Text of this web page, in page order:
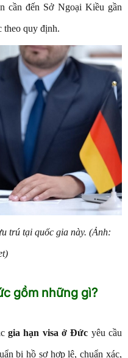
cần đến Sở Ngoại Kiều gần
theo quy định.
trú tại quốc gia này. (Ảnh:
gồm những gì?
gia hạn visa ở Đức yêu cầu
bị hồ sơ hợp lệ, chuẩn xác,